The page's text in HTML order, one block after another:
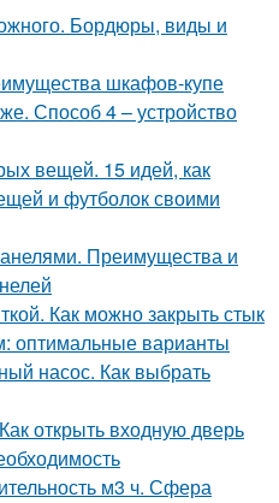
Бордюры, виды и
шкафов-купе
Способ 4 – устройство
вещей. 15 идей, как
и футболок своими
Преимущества и
Как можно закрыть стык
оптимальные варианты
насос. Как выбрать
открыть входную дверь
м3 ч. Сфера